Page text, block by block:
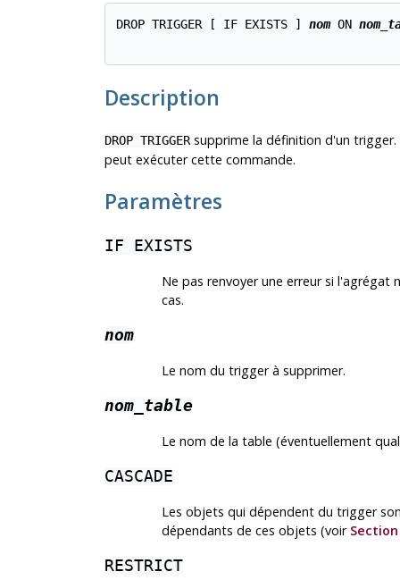
DROP TRIGGER [ IF EXISTS ] nom ON
Description
DROP TRIGGERsupprime la définition d'un trigger.
peut exécuter cette commande.
Paramètres
IF EXISTS
Ne pas renvoyer une erreur si l'agrégat
cas.
nom
Le nom du trigger à supprimer.
nom_table
Le nom de la table (éventuellement
CASCADE
Les objets qui dépendent du trigger
dépendants de ces objets (voir Section
RESTRICT